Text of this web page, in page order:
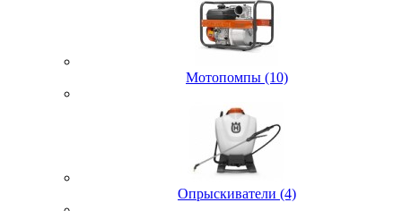
Мотопомпы (10)
Опрыскиватели (4)